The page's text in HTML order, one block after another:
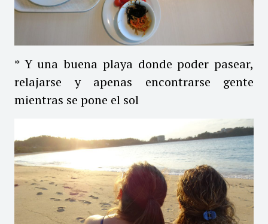
* Y una buena playa donde poder pasear,
relajarse y apenas encontrarse gente
mientras se pone el sol